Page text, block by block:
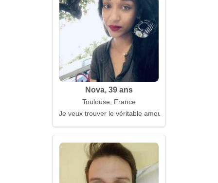
Nova, 39 ans
Toulouse, France
Je veux trouver le véritable amour